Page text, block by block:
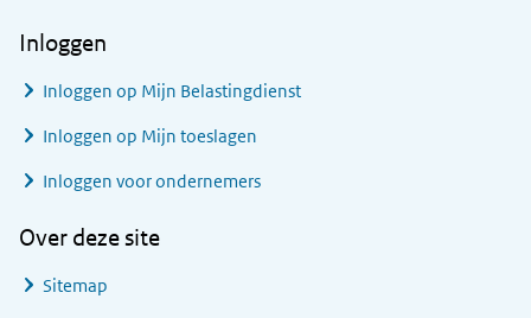
Inloggen
Inloggen op Mijn Belastingdienst
Inloggen op Mijn toeslagen
Inloggen voor ondernemers
Over deze site
Sitemap